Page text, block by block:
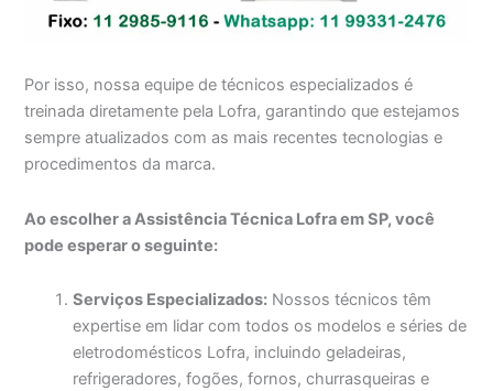
Por isso, nossa equipe de técnicos especializados é
treinada diretamente pela Lofra, garantindo que estejamos
sempre atualizados com as mais recentes tecnologias e
procedimentos da marca.
Ao escolher a Assistência Técnica Lofra em SP, você
pode esperar o seguinte:
Serviços Especializados: Nossos técnicos têm
expertise em lidar com todos os modelos e séries de
eletrodomésticos Lofra, incluindo geladeiras,
refrigeradores, fogões, fornos, churrasqueiras e